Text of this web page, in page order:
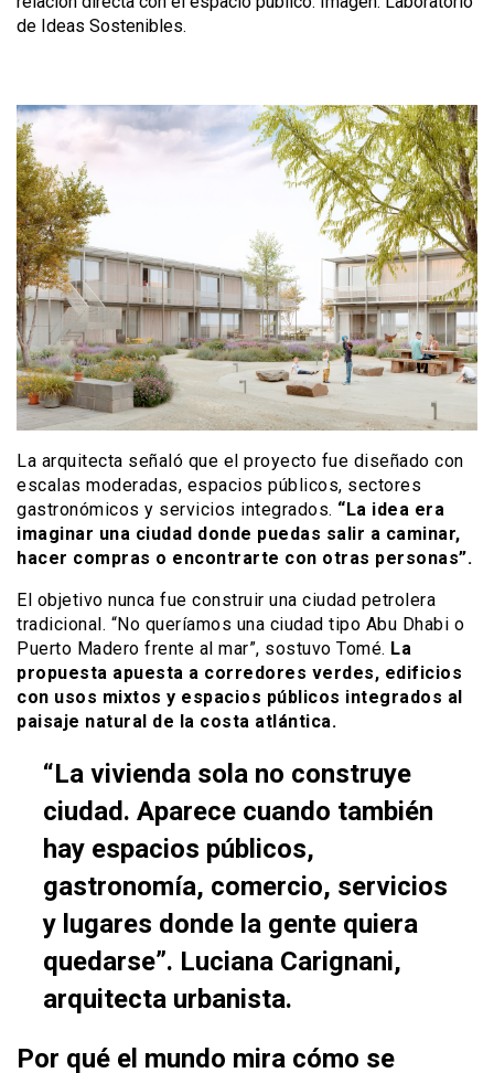
de Ideas Sostenibles.
La arquitecta señaló que el proyecto fue diseñado con
escalas moderadas, espacios públicos, sectores
gastronómicos y servicios integrados. “La idea era
imaginar una ciudad donde puedas salir a caminar,
hacer compras o encontrarte con otras personas”.
El objetivo nunca fue construir una ciudad petrolera
tradicional. “No queríamos una ciudad tipo Abu Dhabi o
Puerto Madero frente al mar”, sostuvo Tomé. La
propuesta apuesta a corredores verdes, edificios
con usos mixtos y espacios públicos integrados al
paisaje natural de la costa atlántica.
“La vivienda sola no construye
ciudad. Aparece cuando también
hay espacios públicos,
gastronomía, comercio, servicios
y lugares donde la gente quiera
quedarse”. Luciana Carignani,
arquitecta urbanista.
Por qué el mundo mira cómo se